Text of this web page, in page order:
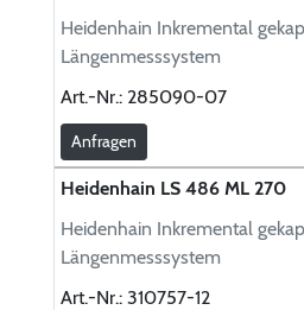
Heidenhain Inkremental
Längenmesssystem
Art.-Nr.: 285090-07
Anfragen
Heidenhain LS 486 ML 270
Heidenhain Inkremental
Längenmesssystem
Art.-Nr.: 310757-12